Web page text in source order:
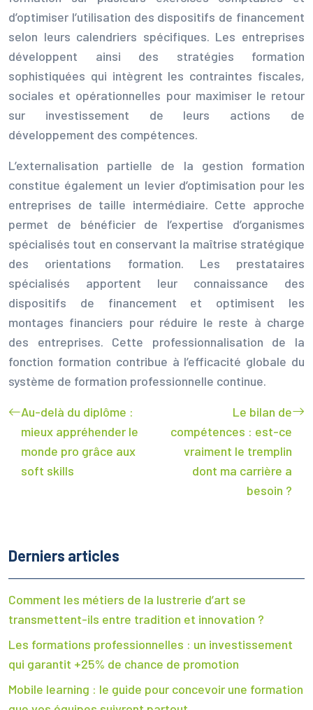
d’optimiser l’utilisation des dispositifs de financement
selon leurs calendriers spécifiques. Les entreprises
développent ainsi des stratégies formation
sophistiquées qui intègrent les contraintes fiscales,
sociales et opérationnelles pour maximiser le retour
sur investissement de leurs actions de
développement des compétences.
L’externalisation partielle de la gestion formation
constitue également un levier d’optimisation pour les
entreprises de taille intermédiaire. Cette approche
permet de bénéficier de l’expertise d’organismes
spécialisés tout en conservant la maîtrise stratégique
des orientations formation. Les prestataires
spécialisés apportent leur connaissance des
dispositifs de financement et optimisent les
montages financiers pour réduire le reste à charge
des entreprises. Cette professionnalisation de la
fonction formation contribue à l’efficacité globale du
système de formation professionnelle continue.
Au-delà du diplôme :
mieux appréhender le
monde pro grâce aux
soft skills
Le bilan de
compétences : est-ce
vraiment le tremplin
dont ma carrière a
besoin ?
Derniers articles
Comment les métiers de la lustrerie d’art se
transmettent-ils entre tradition et innovation ?
Les formations professionnelles : un investissement
qui garantit +25% de chance de promotion
Mobile learning : le guide pour concevoir une formation